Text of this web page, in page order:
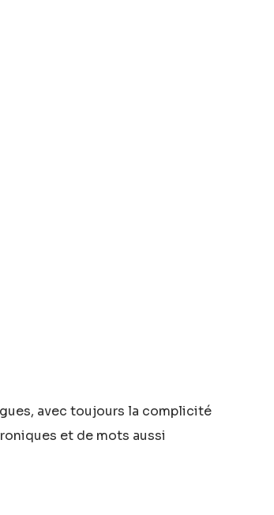
avec toujours la complicité
et de mots aussi